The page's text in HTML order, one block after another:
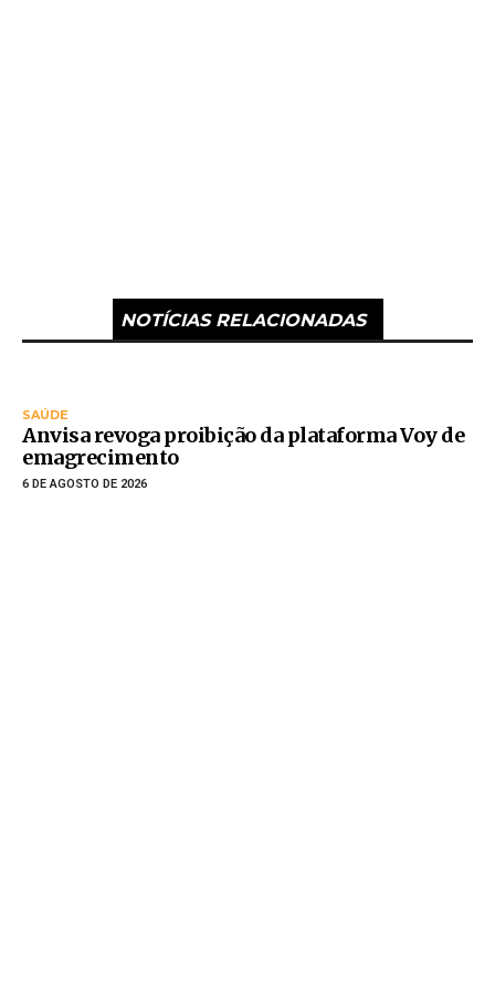
NOTÍCIAS RELACIONADAS
SAÚDE
Anvisa revoga proibição da plataforma Voy de
emagrecimento
6 DE AGOSTO DE 2026